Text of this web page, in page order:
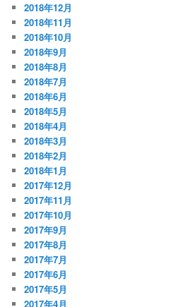
2018年12月
2018年11月
2018年10月
2018年9月
2018年8月
2018年7月
2018年6月
2018年5月
2018年4月
2018年3月
2018年2月
2018年1月
2017年12月
2017年11月
2017年10月
2017年9月
2017年8月
2017年7月
2017年6月
2017年5月
2017年4月